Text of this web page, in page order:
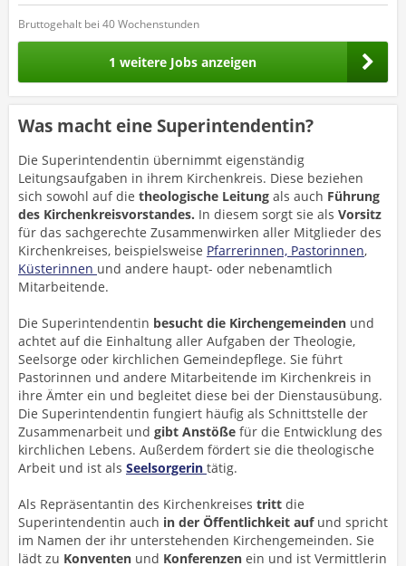
Bruttogehalt bei 40 Wochenstunden
1 weitere Jobs anzeigen
Was macht eine Superintendentin?
Die Superintendentin übernimmt eigenständig
Leitungsaufgaben in ihrem Kirchenkreis. Diese beziehen
sich sowohl auf die theologische Leitung als auch Führung
des Kirchenkreisvorstandes. In diesem sorgt sie als Vorsitz
für das sachgerechte Zusammenwirken aller Mitglieder des
Kirchenkreises, beispielsweise Pfarrerinnen, Pastorinnen,
Küsterinnen und andere haupt- oder nebenamtlich
Mitarbeitende.
Die Superintendentin besucht die Kirchengemeinden und
achtet auf die Einhaltung aller Aufgaben der Theologie,
Seelsorge oder kirchlichen Gemeindepflege. Sie führt
Pastorinnen und andere Mitarbeitende im Kirchenkreis in
ihre Ämter ein und begleitet diese bei der Dienstausübung.
Die Superintendentin fungiert häufig als Schnittstelle der
Zusammenarbeit und gibt Anstöße für die Entwicklung des
kirchlichen Lebens. Außerdem fördert sie die theologische
Arbeit und ist als Seelsorgerin tätig.
Als Repräsentantin des Kirchenkreises tritt die
Superintendentin auch in der Öffentlichkeit aufund spricht
im Namen der ihr unterstehenden Kirchengemeinden. Sie
lädt zu Konventen und Konferenzen ein und ist Vermittlerin